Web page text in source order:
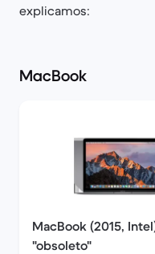
explicamos:
MacBook
MacBook (2015,
"obsoleto"